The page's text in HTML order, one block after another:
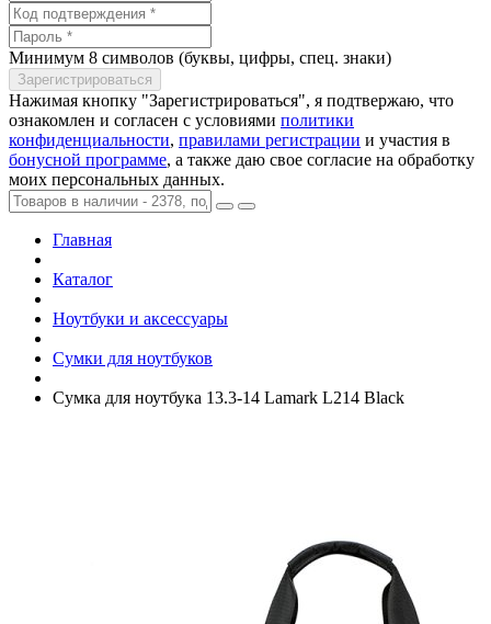
Минимум 8 символов (буквы, цифры, спец. знаки)
Нажимая кнопку "Зарегистрироваться", я подтвержаю, что
ознакомлен и согласен с условиями политики
конфиденциальности, правилами регистрации и участия в
бонусной программе, а также даю свое согласие на обработку
моих персональных данных.
Главная
Каталог
Ноутбуки и аксессуары
Сумки для ноутбуков
Сумка для ноутбука 13.3-14 Lamark L214 Black